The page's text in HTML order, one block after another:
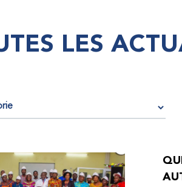
et difficiles à se procurer. Afin que son
manquait l’école, était hospitalisé, et a
des problèmes très graves aux
d’aide humanitaire de la
mondiale de l’hémophilie qu’il a
LES